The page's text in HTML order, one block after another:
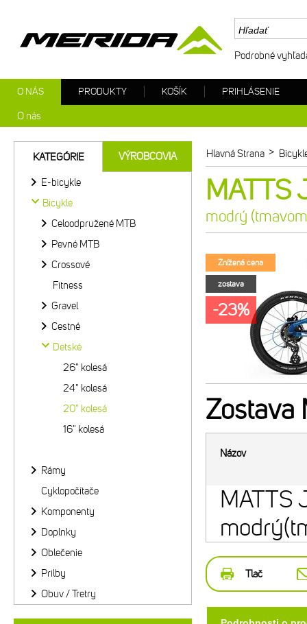
Hlavná Strana >
MATTS
modrý
Znížená cena
zostava
-23%
Zostava
Názov
MATTS
Tlač
KATEGÓRIE VÝROBCOVIA
E-bicykle
Bicykle
Celoodpružené MTB
Pevné MTB
Crossové
Fitness
Gravel
Cestné
Detské
26" kolesá
24" kolesá
20" kolesá
16" kolesá
Rámy
Cyklopočítače
Komponenty
Doplnky
Oblečenie
Prilby
Obuv / Tretry
Podrobné
O NÁS
O nás
PRODUKTY KOŠÍK PRIHLÁSENIE